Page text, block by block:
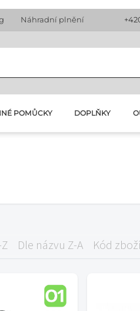
Náhradní plnění
POMŮCKY DOPLŇKY
Dle názvu Z-A Kód